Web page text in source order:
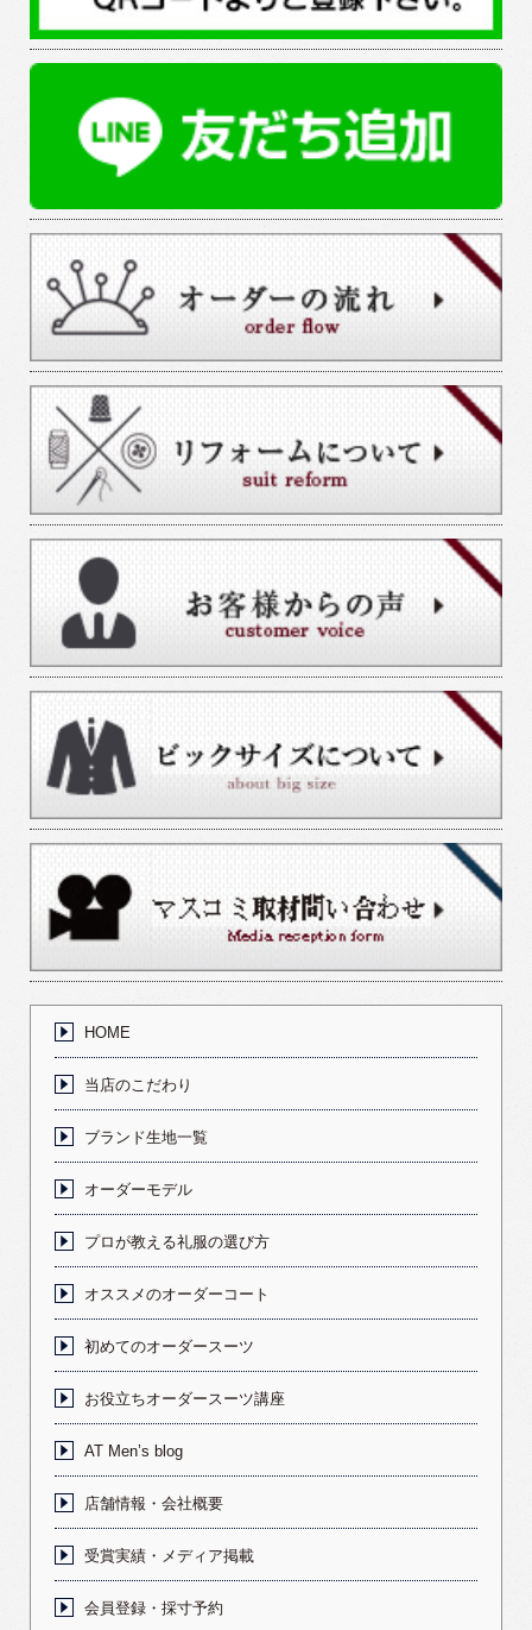
HOME
当店のこだわり
ブランド生地一覧
オーダーモデル
プロが教える礼服の選び方
オススメのオーダーコート
初めてのオーダースーツ
お役立ちオーダースーツ講座
AT Men’s blog
店舗情報・会社概要
受賞実績・メディア掲載
会員登録・採寸予約